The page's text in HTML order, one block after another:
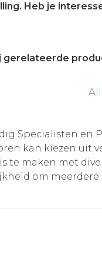
Heb je
gerelateerde
Specialisten en
kan kiezen uit
te maken met
om